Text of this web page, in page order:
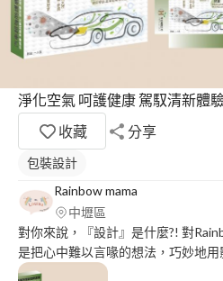
淨化空氣 呵護健康 駕馭清新體
收藏
分享
包裝設計
Rainbow mama
中壢區
對你來說，『設計』是什麼?! 對
是把心中難以言喙的想法，巧妙地
家"秒懂"而"會心一笑"•‿• Rainbow